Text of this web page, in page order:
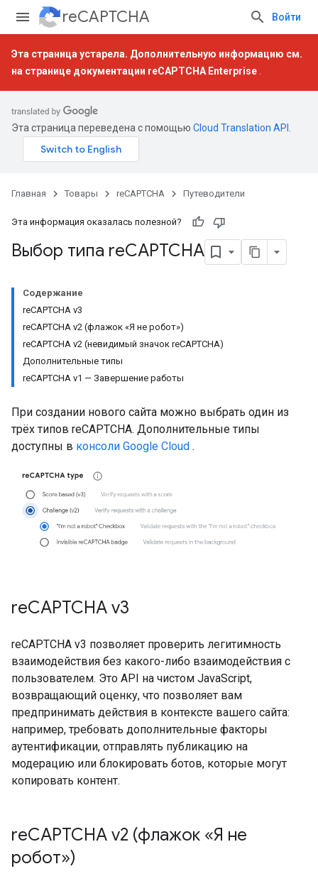
reCAPTCHA Войти
Эта страница устарела. Дополнительную информацию см.
на странице документации reCAPTCHA Enterprise
Эта страница переведена с помощью Cloud Translation API
Главная Товары reCAPTCHA Путеводители
Эта информация оказалась полезной?
Выбор типа reCAPTCHA
Содержание
reCAPTCHA v3
reCAPTCHA v2 (флажок «Я не робот»)
reCAPTCHA v2 (невидимый значок reCAPTCHA)
Дополнительные типы
reCAPTCHA v1 — Завершение работы
При создании нового сайта можно выбрать один из
трёх типов reCAPTCHA. Дополнительные типы
доступны в консоли Google Cloud .
reCAPTCHA v3
reCAPTCHA v3 позволяет проверить легитимность
взаимодействия без какого-либо взаимодействия с
пользователем. Это API на чистом JavaScript,
возвращающий оценку, что позволяет вам
предпринимать действия в контексте вашего сайта:
например, требовать дополнительные факторы
аутентификации, отправлять публикацию на
модерацию или блокировать ботов, которые могут
копировать контент.
reCAPTCHA v2 (флажок «Я не
робот»)